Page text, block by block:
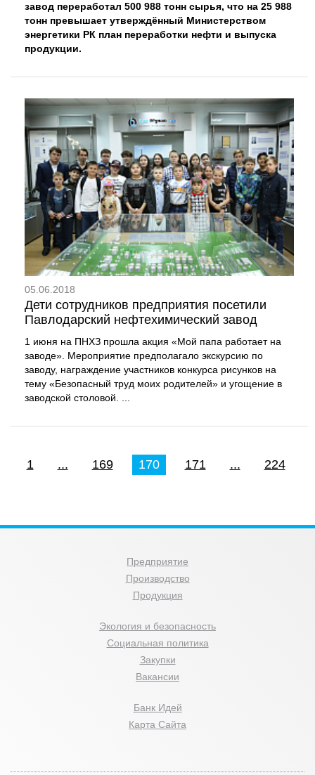
завод переработал 500 988 тонн сырья, что на 25 988
тонн превышает утверждённый Министерством
энергетики РК план переработки нефти и выпуска
продукции.
05.06.2018
Дети сотрудников предприятия посетили
Павлодарский нефтехимический завод
1 июня на ПНХЗ прошла акция «Мой папа работает на
заводе». Мероприятие предполагало экскурсию по
заводу, награждение участников конкурса рисунков на
тему «Безопасный труд моих родителей» и угощение в
заводской столовой. ...
1 ... 169 170 171 ... 224
Предприятие
Производство
Продукция
Экология и безопасность
Социальная политика
Закупки
Вакансии
Банк Идей
Карта Сайта